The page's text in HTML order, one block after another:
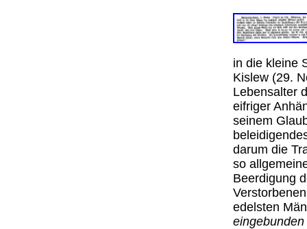
in die kleine
Kislew (29.
Lebensalter
eifriger
seinem
darum die
so
Beerdigung
edelsten